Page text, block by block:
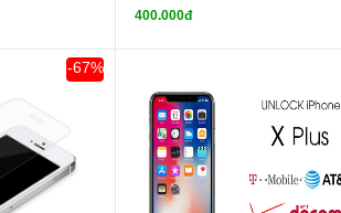
Pin dự phòng và
các Phụ Kiện Khác
400.000đ
-67%